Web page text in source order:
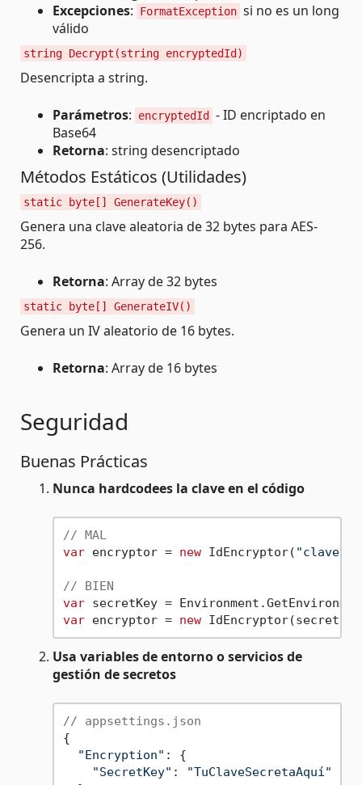
Excepciones: FormatException si no es un long
válido
string Decrypt(string encryptedId)
Desencripta a string.
Parámetros: encryptedId
- ID encriptado en
Base64
Retorna: string desencriptado
Métodos Estáticos (Utilidades)
static byte[] GenerateKey()
Genera una clave aleatoria de 32 bytes para AES-
256.
Retorna: Array de 32 bytes
static byte[] GenerateIV()
Genera un IV aleatorio de 16 bytes.
Retorna: Array de 16 bytes
Seguridad
Buenas Prácticas
Nunca hardcodees la clave en el código
// MAL
var encryptor = new IdEncryptor(
// BIEN
var secretKey =
var encryptor = new
Usa variables de entorno o servicios de
gestión de secretos
// appsettings.json
{
"Encryption" : {
"SecretKey" :
"TuClaveSecretaAquí"